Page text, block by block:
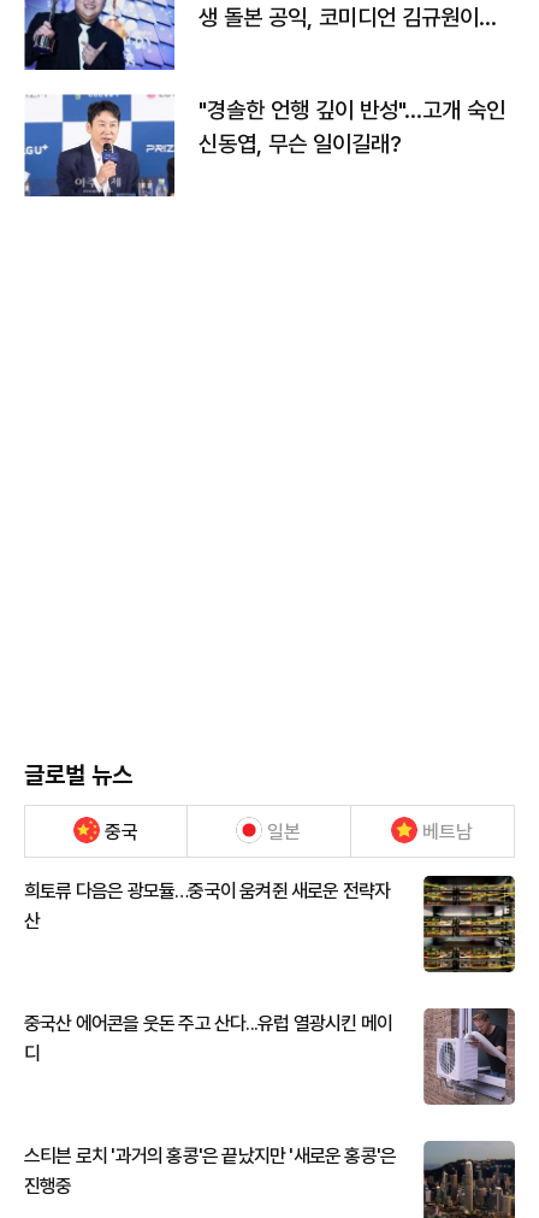
생 돌본 공익, 코미디언 김규원이었
"경솔한 언행 깊이 반성"…고개 숙인
신동엽, 무슨 일이길래?
글로벌 뉴스
중국 일본 베트남
희토류 다음은 광모듈…중국이 움켜쥔 새로운 전략자
산
중국산 에어콘을 웃돈 주고 산다...유럽 열광시킨 메이
디
스티븐 로치 '과거의 홍콩'은 끝났지만 '새로운 홍콩'은
진행중